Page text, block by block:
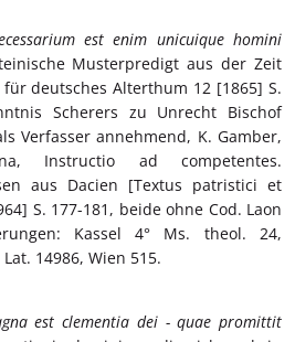
est enim unicuique homini
Musterpredigt aus der Zeit
deutsches Alterthum 12 [1865] S.
Scherers zu Unrecht Bischof
Verfasser annehmend, K. Gamber,
Instructio ad competentes.
aus Dacien [Textus patristici et
S. 177-181, beide ohne Cod. Laon
Kassel 4° Ms. theol. 24,
14986, Wien 515.
est clementia dei - quae promittit